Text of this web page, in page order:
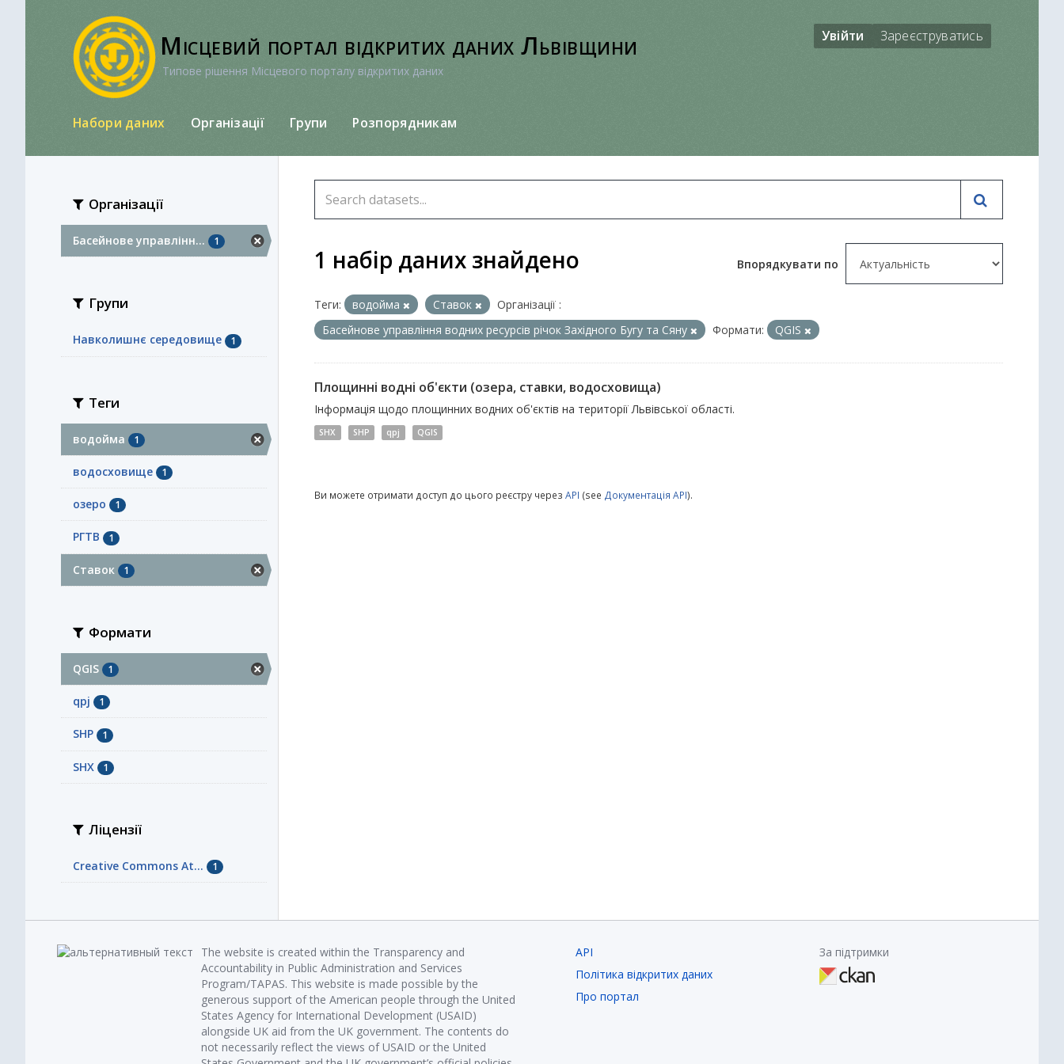
Місцевий портал відкритих даних Львівщини
Типове рішення Місцевого порталу відкритих даних
Увійти Зареєструватись
Набори даних Організації Групи Розпорядникам
Організації
Басейнове управлінн... 1
Групи
Навколишнє середовище 1
Теги
водойма 1
водосховище 1
озеро 1
РГТВ 1
Ставок 1
Формати
QGIS 1
qpj 1
SHP 1
SHX 1
Ліцензії
Creative Commons At... 1
Впорядкувати по
1 набір даних знайдено
Теги: водойма Ставок
Організації :
Басейнове управління водних ресурсів річок Західного Бугу та Сяну
Формати: QGIS
Площинні водні об'єкти (озера, ставки, водосховища)
Інформація щодо площинних водних об'єктів на території Львівської області.
SHX SHP qpj QGIS
Ви можете отримати доступ до цього реєстру через API (see Документація API).
The website is created within the Transparency and
Accountability in Public Administration and Services
Program/TAPAS. This website is made possible by the
generous support of the American people through the United
States Agency for International Development (USAID)
alongside UK aid from the UK government. The contents do
not necessarily reflect the views of USAID or the United
API
Політика відкритих даних
Про портал
За підтримки